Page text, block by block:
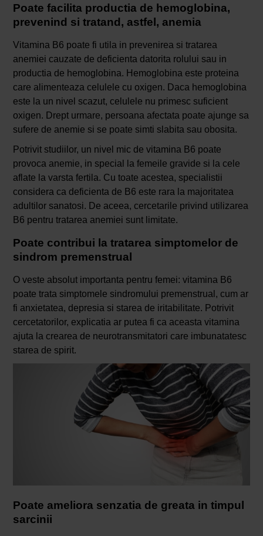
Poate facilita productia de hemoglobina,
prevenind si tratand, astfel, anemia
Vitamina B6 poate fi utila in prevenirea si tratarea
anemiei cauzate de deficienta datorita rolului sau in
productia de hemoglobina. Hemoglobina este proteina
care alimenteaza celulele cu oxigen. Daca hemoglobina
este la un nivel scazut, celulele nu primesc suficient
oxigen. Drept urmare, persoana afectata poate ajunge sa
sufere de anemie si se poate simti slabita sau obosita.
Potrivit studiilor, un nivel mic de vitamina B6 poate
provoca anemie, in special la femeile gravide si la cele
aflate la varsta fertila. Cu toate acestea, specialistii
considera ca deficienta de B6 este rara la majoritatea
adultilor sanatosi. De aceea, cercetarile privind utilizarea
B6 pentru tratarea anemiei sunt limitate.
Poate contribui la tratarea simptomelor de
sindrom premenstrual
O veste absolut importanta pentru femei: vitamina B6
poate trata simptomele sindromului premenstrual, cum ar
fi anxietatea, depresia si starea de iritabilitate. Potrivit
cercetatorilor, explicatia ar putea fi ca aceasta vitamina
ajuta la crearea de neurotransmitatori care imbunatatesc
starea de spirit.
Poate ameliora senzatia de greata in timpul
sarcinii